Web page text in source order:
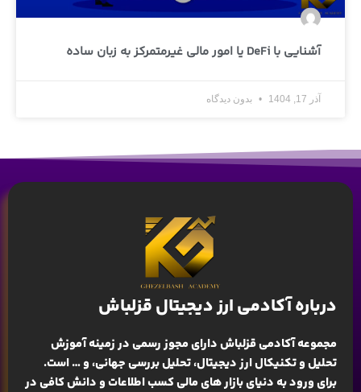
آشنایی با DeFi یا امور مالی غیرمتمرکز به زبان ساده
آذر 17, 1404 بدون دیدگاه
درباره آکادمی ارز دیجیتال قزلباش
مجموعه آکادمی قزلباش دارای مجوز رسمی در زمینهآموزش
تحلیل و تکنیکال ارز دیجیتال، تحلیل بررسی جهانی، و … است.
برای ورود به دنیای بازار های مالی کسب اطلاعات و دانش کافی در